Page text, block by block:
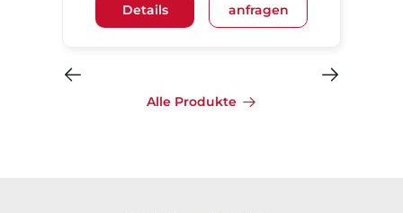
Details anfragen
Alle Produkte